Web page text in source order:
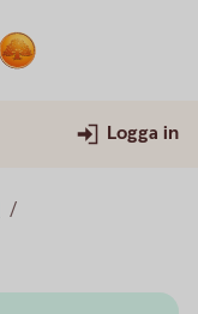
Logga in